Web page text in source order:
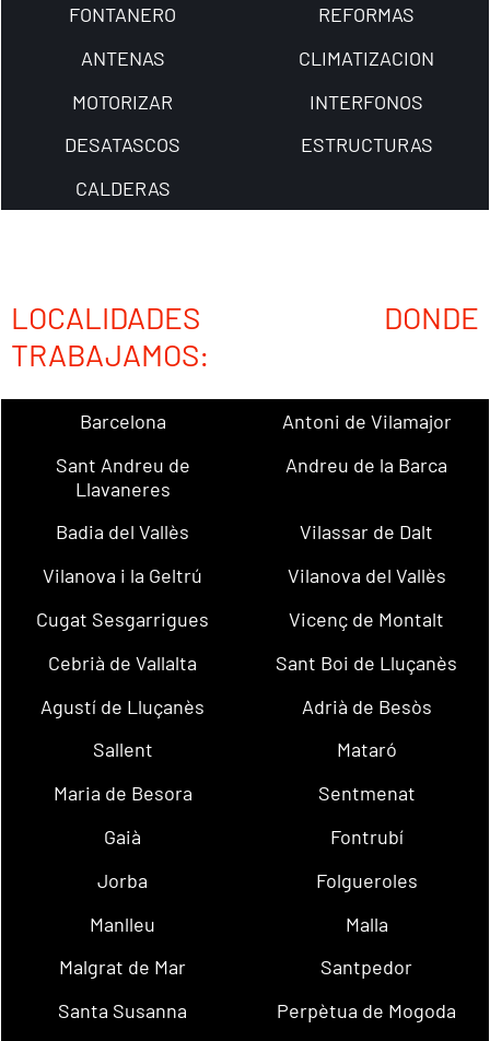
FONTANERO
REFORMAS
ANTENAS
CLIMATIZACION
MOTORIZAR
INTERFONOS
DESATASCOS
ESTRUCTURAS
CALDERAS
LOCALIDADES DONDE
TRABAJAMOS:
Barcelona
Antoni de Vilamajor
Sant Andreu de
Llavaneres
Andreu de la Barca
Badia del Vallès
Vilassar de Dalt
Vilanova i la Geltrú
Vilanova del Vallès
Cugat Sesgarrigues
Vicenç de Montalt
Cebrià de Vallalta
Sant Boi de Lluçanès
Agustí de Lluçanès
Adrià de Besòs
Sallent
Mataró
Maria de Besora
Sentmenat
Gaià
Fontrubí
Jorba
Folgueroles
Manlleu
Malla
Malgrat de Mar
Santpedor
Santa Susanna
Perpètua de Mogoda